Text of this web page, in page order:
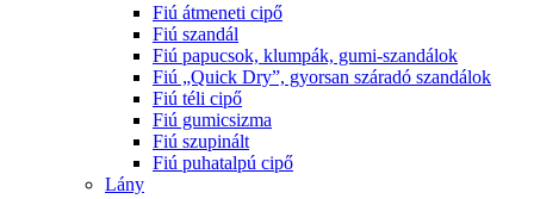
Fiú átmeneti cipő
Fiú szandál
Fiú papucsok, klumpák, gumi-szandálok
Fiú „Quick Dry”, gyorsan száradó szandálok
Fiú téli cipő
Fiú gumicsizma
Fiú szupinált
Fiú puhatalpú cipő
Lány